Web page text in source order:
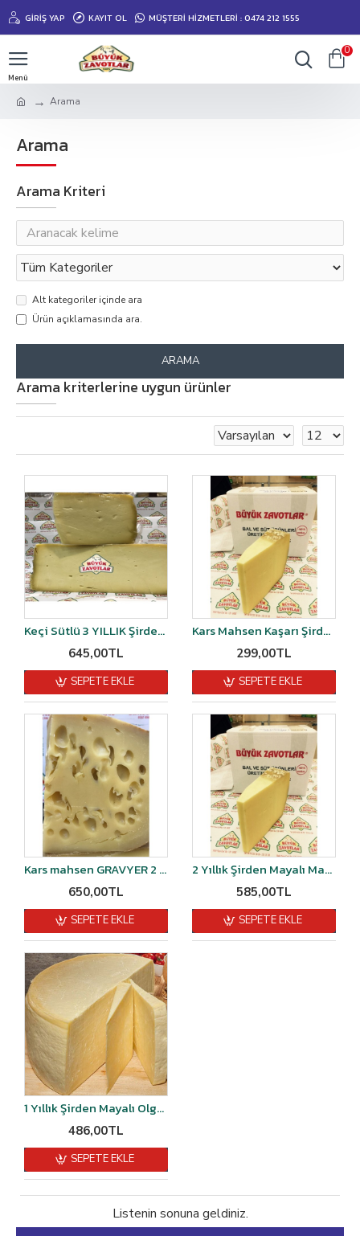
GIRIŞ YAP KAYIT OL MÜŞTERİ HİZMETLERİ : 0474 212 1555
0
Arama
Arama
Arama Kriteri
Alt kategoriler içinde ara
Ürün açıklamasında ara.
ARAMA
Arama kriterlerine uygun ürünler
Keçi Sütlü 3 YILLIK Şirden Mayalı Eski Kaşar Peyniri Vakumlu 1 kg
645,00TL
SEPETE EKLE
Kars Mahsen Kaşarı Şirden Mayalı 2 YILLIK 500 gr
299,00TL
SEPETE EKLE
Kars mahsen GRAVYER 2 yıllık 500 gr
650,00TL
SEPETE EKLE
2 Yıllık Şirden Mayalı Mahsen Eski Kaşarı 1 kg
585,00TL
SEPETE EKLE
1 Yıllık Şirden Mayalı Olgunlaştırılmış Malakan Kaşar Peyniri 1 kg vakumlu
486,00TL
SEPETE EKLE
Listenin sonuna geldiniz.